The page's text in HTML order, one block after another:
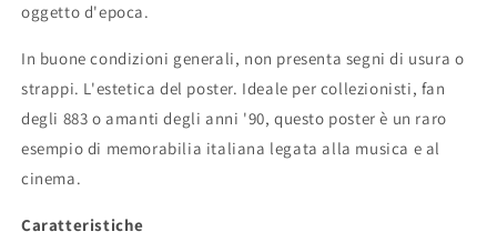
oggetto d'epoca.
In buone condizioni generali, non presenta segni di usura o
strappi. L'estetica del poster. Ideale per collezionisti, fan
degli 883 o amanti degli anni '90, questo poster è un raro
esempio di memorabilia italiana legata alla musica e al
cinema.
Caratteristiche